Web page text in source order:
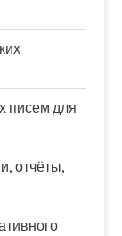
писем для
отчёты,